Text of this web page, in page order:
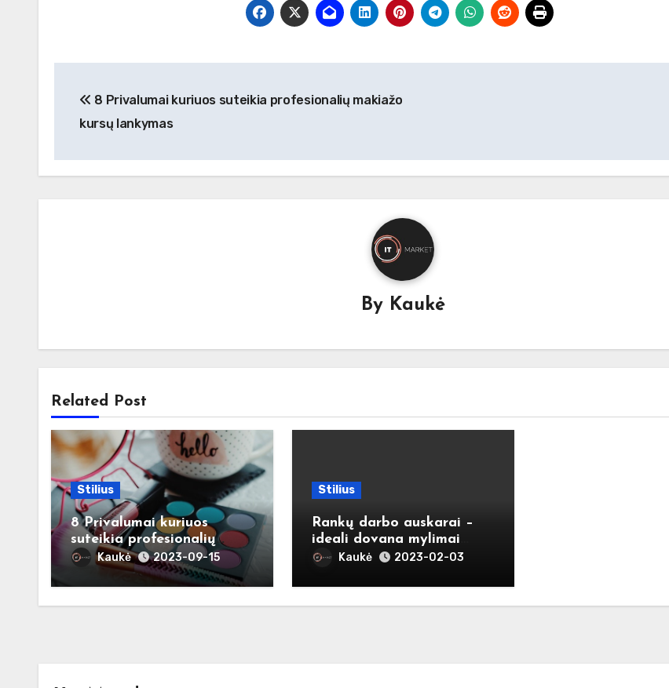
tarp8 Privalumai kuriuos suteikia profesionalių makiažo
kursų lankymas
By Kaukė
Related Post
Stilius
8 Privalumai kuriuos
suteikia profesionalių
makiažo kursų lankymas
Kaukė 2023-09-15
Stilius
Rankų darbo auskarai –
ideali dovana mylimai
moteriai
Kaukė 2023-02-03